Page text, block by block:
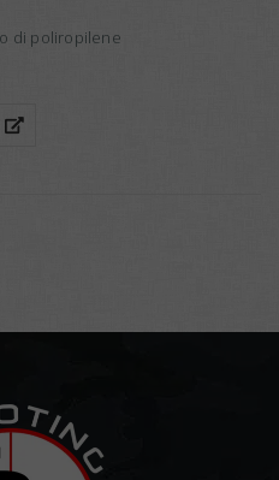
di poliropilene